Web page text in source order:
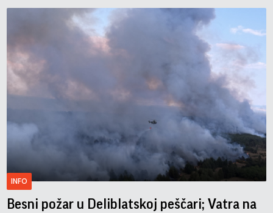
INFO
Besni požar u Deliblatskoj peščari; Vatra na